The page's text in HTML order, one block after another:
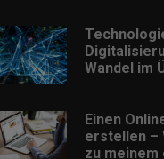
Wandel im
Einen
erstellen –
zu meinem